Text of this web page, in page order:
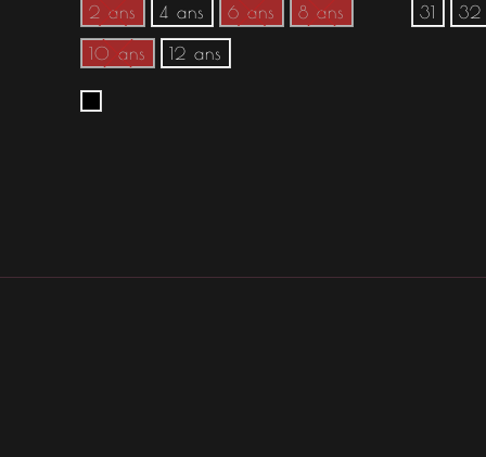
2 ans 4 ans 6 ans 8 ans
10 ans 12 ans
31 32